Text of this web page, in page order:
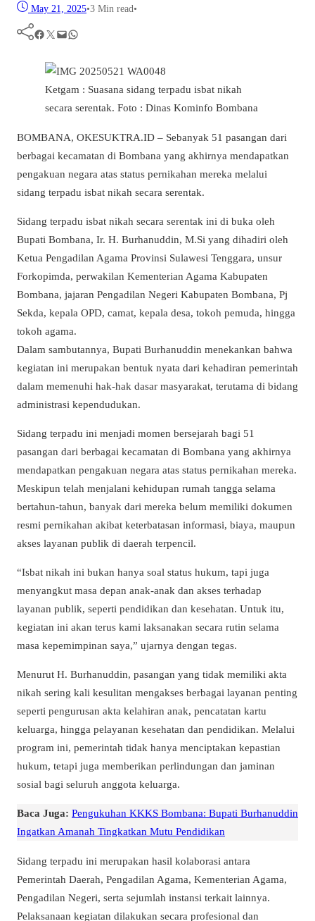
May 21, 2025•3 Min read•
Facebook Twitter Mail WhatsApp
Ketgam : Suasana sidang terpadu isbat nikah
secara serentak. Foto : Dinas Kominfo Bombana
BOMBANA, OKESUKTRA.ID – Sebanyak 51 pasangan dari
berbagai kecamatan di Bombana yang akhirnya mendapatkan
pengakuan negara atas status pernikahan mereka melalui
sidang terpadu isbat nikah secara serentak.
Sidang terpadu isbat nikah secara serentak ini di buka oleh
Bupati Bombana, Ir. H. Burhanuddin, M.Si yang dihadiri oleh
Ketua Pengadilan Agama Provinsi Sulawesi Tenggara, unsur
Forkopimda, perwakilan Kementerian Agama Kabupaten
Bombana, jajaran Pengadilan Negeri Kabupaten Bombana, Pj
Sekda, kepala OPD, camat, kepala desa, tokoh pemuda, hingga
tokoh agama.
Dalam sambutannya, Bupati Burhanuddin menekankan bahwa
kegiatan ini merupakan bentuk nyata dari kehadiran pemerintah
dalam memenuhi hak-hak dasar masyarakat, terutama di bidang
administrasi kependudukan.
Sidang terpadu ini menjadi momen bersejarah bagi 51
pasangan dari berbagai kecamatan di Bombana yang akhirnya
mendapatkan pengakuan negara atas status pernikahan mereka.
Meskipun telah menjalani kehidupan rumah tangga selama
bertahun-tahun, banyak dari mereka belum memiliki dokumen
resmi pernikahan akibat keterbatasan informasi, biaya, maupun
akses layanan publik di daerah terpencil.
“Isbat nikah ini bukan hanya soal status hukum, tapi juga
menyangkut masa depan anak-anak dan akses terhadap
layanan publik, seperti pendidikan dan kesehatan. Untuk itu,
kegiatan ini akan terus kami laksanakan secara rutin selama
masa kepemimpinan saya,” ujarnya dengan tegas.
Menurut H. Burhanuddin, pasangan yang tidak memiliki akta
nikah sering kali kesulitan mengakses berbagai layanan penting
seperti pengurusan akta kelahiran anak, pencatatan kartu
keluarga, hingga pelayanan kesehatan dan pendidikan. Melalui
program ini, pemerintah tidak hanya menciptakan kepastian
hukum, tetapi juga memberikan perlindungan dan jaminan
sosial bagi seluruh anggota keluarga.
Baca Juga: Pengukuhan KKKS Bombana: Bupati Burhanuddin
Ingatkan Amanah Tingkatkan Mutu Pendidikan
Sidang terpadu ini merupakan hasil kolaborasi antara
Pemerintah Daerah, Pengadilan Agama, Kementerian Agama,
Pengadilan Negeri, serta sejumlah instansi terkait lainnya.
Pelaksanaan kegiatan dilakukan secara profesional dan